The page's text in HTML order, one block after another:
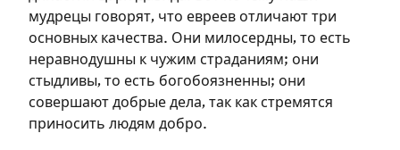
мудрецы говорят, что евреев отличают три
основных качества. Они милосердны, то есть
неравнодушны к чужим страданиям; они
стыдливы, то есть богобоязненны; они
совершают добрые дела, так как стремятся
приносить людям добро.